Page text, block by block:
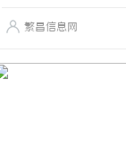
繁昌信息网